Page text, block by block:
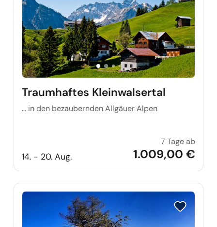
Traumhaftes Kleinwalsertal
… in den bezaubernden Allgäuer Alpen
14. - 20. Aug.
7 Tage ab
1.009,00 €
Reise auf